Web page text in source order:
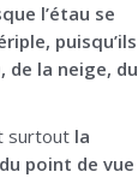
l’étau se
puisqu’ils
de la neige, du
surtout la
point de vue